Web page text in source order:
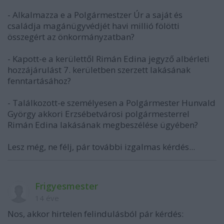
- Alkalmazza e a Polgármestzer Úr a saját és
családja magánügyvédjét havi millió fölötti
összegért az önkormányzatban?
- Kapott-e a kerülettől Rimán Edina jegyző albérleti
hozzájárulást 7. kerületben szerzett lakásának
fenntartásához?
- Találkozott-e személyesen a Polgármester Hunvald
György akkori Erzsébetvárosi polgármesterrel
Rimán Edina lakásának megbeszélése ügyében?
Lesz még, ne félj, pár további izgalmas kérdés...
Frigyesmester
Nos, akkor hirtelen felindulásból pár kérdés: